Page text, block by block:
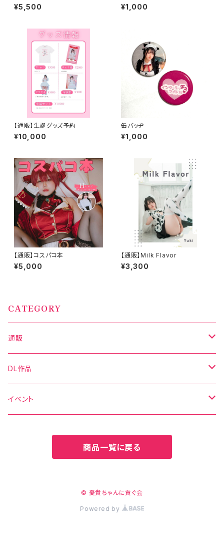
¥5,500 ¥1,000
【通販】生誕グッズ予約
¥10,000
缶バッヂ
¥1,000
【通販】コスパコ本
¥5,000
【通販】Milk Flavor
¥3,300
CATEGORY
通販
写真集
グッズ
DL作品
DL写真集
イベント
商品一覧に戻る
© 憂貴ちゃんに貢ぐ会
Powered by